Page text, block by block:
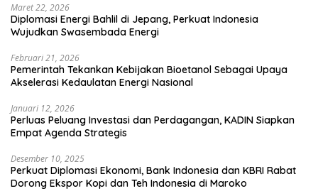
Maret 22, 2026
Diplomasi Energi Bahlil di Jepang, Perkuat Indonesia
Wujudkan Swasembada Energi
Februari 21, 2026
Pemerintah Tekankan Kebijakan Bioetanol Sebagai Upaya
Akselerasi Kedaulatan Energi Nasional
Januari 12, 2026
Perluas Peluang Investasi dan Perdagangan, KADIN Siapkan
Empat Agenda Strategis
Desember 10, 2025
Perkuat Diplomasi Ekonomi, Bank Indonesia dan KBRI Rabat
Dorong Ekspor Kopi dan Teh Indonesia di Maroko